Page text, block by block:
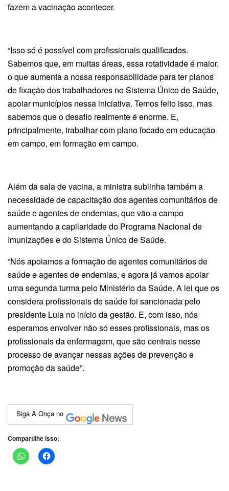
fazem a vacinação acontecer.
“Isso só é possível com profissionais qualificados.
Sabemos que, em muitas áreas, essa rotatividade é maior,
o que aumenta a nossa responsabilidade para ter planos
de fixação dos trabalhadores no Sistema Único de Saúde,
apoiar municípios nessa iniciativa. Temos feito isso, mas
sabemos que o desafio realmente é enorme. E,
principalmente, trabalhar com plano focado em educação
em campo, em formação em campo.
Além da sala de vacina, a ministra sublinha também a
necessidade de capacitação dos agentes comunitários de
saúde e agentes de endemias, que vão a campo
aumentando a capilaridade do Programa Nacional de
Imunizações e do Sistema Único de Saúde.
“Nós apoiamos a formação de agentes comunitários de
saúde e agentes de endemias, e agora já vamos apoiar
uma segunda turma pelo Ministério da Saúde. A lei que os
considera profissionais de saúde foi sancionada pelo
presidente Lula no início da gestão. E, com isso, nós
esperamos envolver não só esses profissionais, mas os
profissionais da enfermagem, que são centrais nesse
processo de avançar nessas ações de prevenção e
promoção da saúde”.
Siga A Onça no
Compartilhe isso: